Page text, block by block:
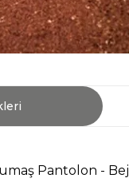
Pantolon - Bej